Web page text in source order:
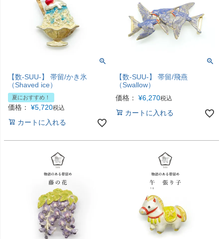
【数-SUU-】 帯留/かき氷
（Shaved ice）
夏におすすめ！
価格： ¥5,720税込
カートに入れる
【数-SUU-】 帯留/飛燕
（Swallow）
価格：
¥6,270税込
カートに入れる